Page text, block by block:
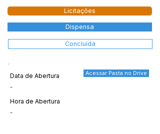
Licitações
Dispensa
Concluída
Data de Abertura Acessar Pasta no Drive
-
Hora de Abertura
-